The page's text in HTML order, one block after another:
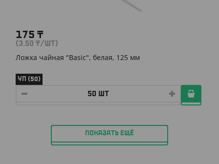
175 ₸
(3.50 ₸/ШТ)
Ложка чайная "Basic", белая, 125 мм
УП (50)
ПОКАЗАТЬ ЕЩЁ